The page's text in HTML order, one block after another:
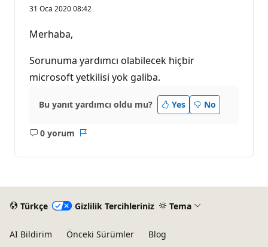
31 Oca 2020 08:42
Merhaba,
Sorunuma yardımcı olabilecek hiçbir
microsoft yetkilisi yok galiba.
Bu yanıt yardımcı oldu mu? Yes No
0 yorum
Açıklama
Türkçe Gizlilik Tercihleriniz Tema
AI Bildirim Önceki Sürümler
Blog